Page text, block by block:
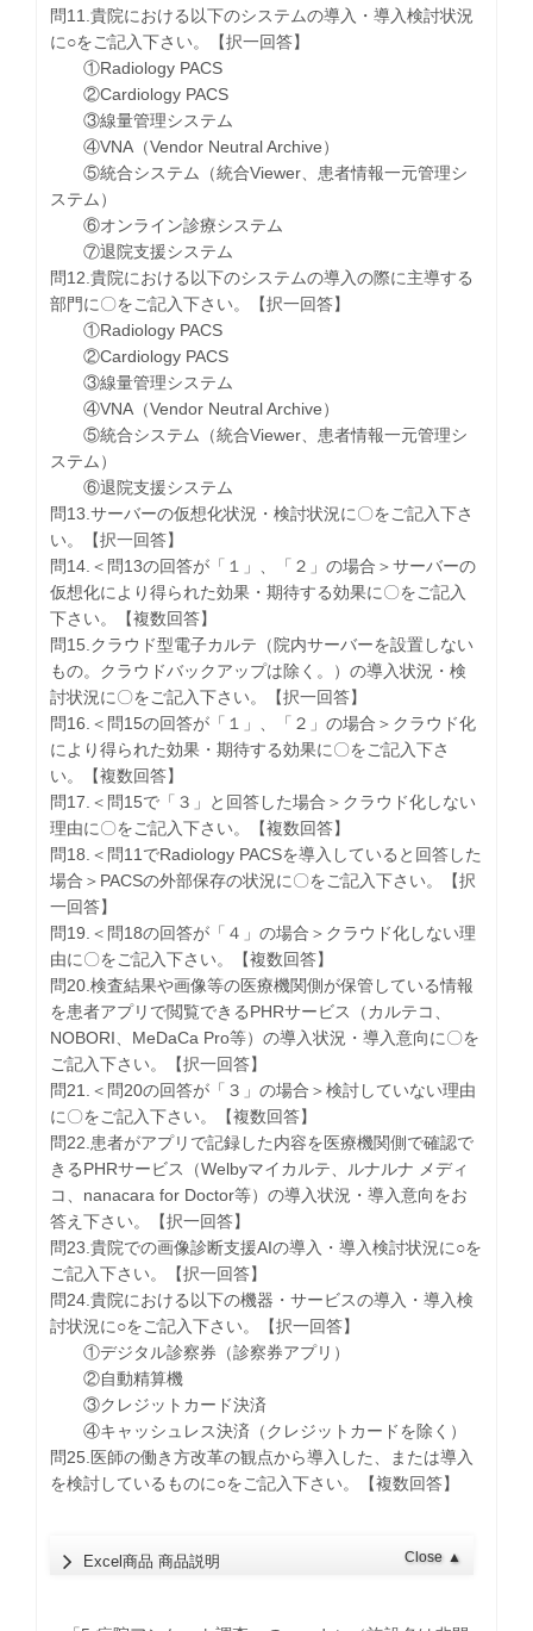
問11.貴院における以下のシステムの導入・導入検討状況
に○をご記入下さい。【択一回答】
①Radiology PACS
②Cardiology PACS
③線量管理システム
④VNA（Vendor Neutral Archive）
⑤統合システム（統合Viewer、患者情報一元管理シ
ステム）
⑥オンライン診療システム
⑦退院支援システム
問12.貴院における以下のシステムの導入の際に主導する
部門に〇をご記入下さい。【択一回答】
①Radiology PACS
②Cardiology PACS
③線量管理システム
④VNA（Vendor Neutral Archive）
⑤統合システム（統合Viewer、患者情報一元管理シ
ステム）
⑥退院支援システム
問13.サーバーの仮想化状況・検討状況に〇をご記入下さ
い。【択一回答】
問14.＜問13の回答が「１」、「２」の場合＞サーバーの
仮想化により得られた効果・期待する効果に〇をご記入
下さい。【複数回答】
問15.クラウド型電子カルテ（院内サーバーを設置しない
もの。クラウドバックアップは除く。）の導入状況・検
討状況に〇をご記入下さい。【択一回答】
問16.＜問15の回答が「１」、「２」の場合＞クラウド化
により得られた効果・期待する効果に〇をご記入下さ
い。【複数回答】
問17.＜問15で「３」と回答した場合＞クラウド化しない
理由に〇をご記入下さい。【複数回答】
問18.＜問11でRadiology PACSを導入していると回答した
場合＞PACSの外部保存の状況に〇をご記入下さい。【択
一回答】
問19.＜問18の回答が「４」の場合＞クラウド化しない理
由に〇をご記入下さい。【複数回答】
問20.検査結果や画像等の医療機関側が保管している情報
を患者アプリで閲覧できるPHRサービス（カルテコ、
NOBORI、MeDaCa Pro等）の導入状況・導入意向に〇を
ご記入下さい。【択一回答】
問21.＜問20の回答が「３」の場合＞検討していない理由
に〇をご記入下さい。【複数回答】
問22.患者がアプリで記録した内容を医療機関側で確認で
きるPHRサービス（Welbyマイカルテ、ルナルナ メディ
コ、nanacara for Doctor等）の導入状況・導入意向をお
答え下さい。【択一回答】
問23.貴院での画像診断支援AIの導入・導入検討状況に○を
ご記入下さい。【択一回答】
問24.貴院における以下の機器・サービスの導入・導入検
討状況に○をご記入下さい。【択一回答】
①デジタル診察券（診察券アプリ）
②自動精算機
③クレジットカード決済
④キャッシュレス決済（クレジットカードを除く）
問25.医師の働き方改革の観点から導入した、または導入
を検討しているものに○をご記入下さい。【複数回答】
Excel商品 商品説明 Close ▲